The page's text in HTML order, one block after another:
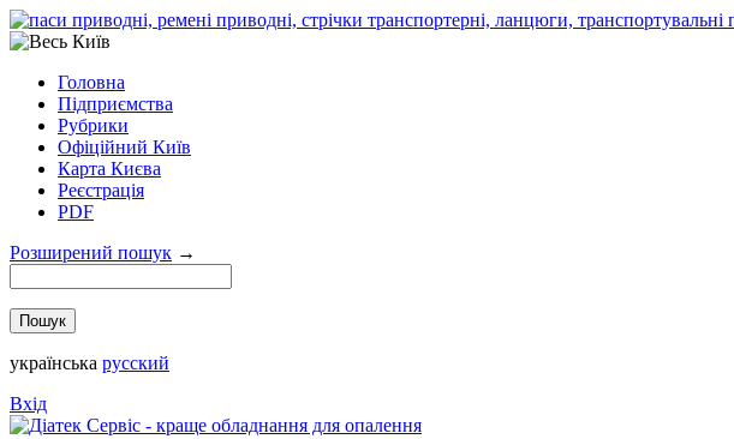
Головна
Підприємства
Рубрики
Офіційний Київ
Карта Києва
Реєстрація
PDF
Розширений пошук →
українська русский
Вхід